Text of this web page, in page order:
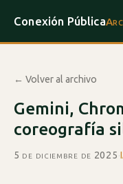
Conexión Pública
← Volver al archivo
Gemini,
coreografía
5 de diciembre de 2025·